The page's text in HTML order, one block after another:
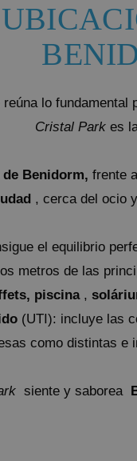
Magic
Pontiana
Magic
Magic
Hotel
Hotel
lo fundamental
Cristal Parkes
Benidorm, frente
, cerca del ocio
el equilibrio
metros de las
piscina,
(UTI): incluye las
como distintas e
siente y saborea